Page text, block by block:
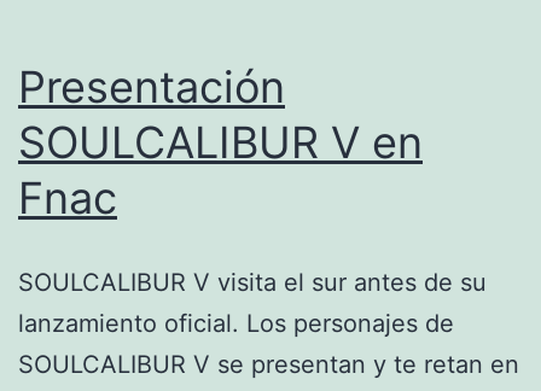
Presentación
SOULCALIBUR V en
Fnac
SOULCALIBUR V visita el sur antes de su
lanzamiento oficial. Los personajes de
SOULCALIBUR V se presentan y te retan en